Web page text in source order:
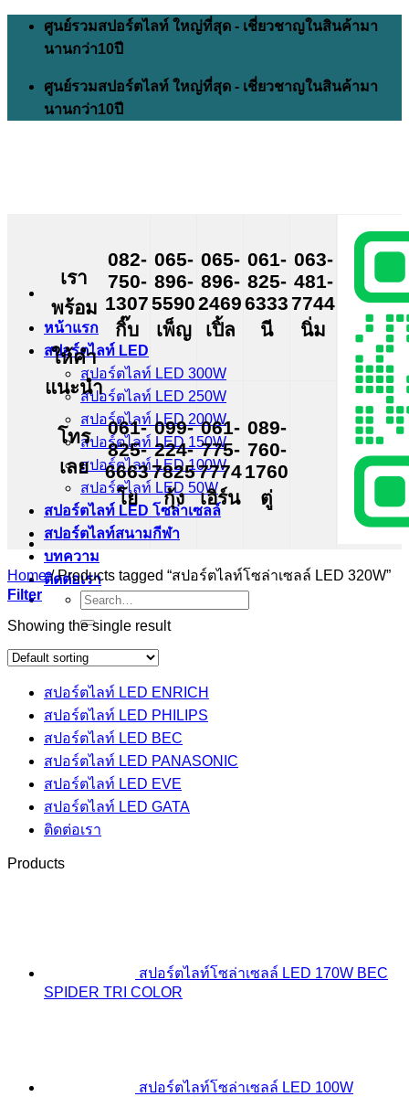
Skip
content
ศูนย์รวมสปอร์ตไลท์ ใหญ่ที่สุด - เชี่ยวชาญในสินค้ามา
นานกว่า10ปี
ศูนย์รวมสปอร์ตไลท์ ใหญ่ที่สุด - เชี่ยวชาญในสินค้ามา
นานกว่า10ปี
หน้าแรก
สปอร์ตไลท์ LED
สปอร์ตไลท์ LED 300W
สปอร์ตไลท์ LED 250W
สปอร์ตไลท์ LED 200W
สปอร์ตไลท์ LED 150W
สปอร์ตไลท์ LED 100W
สปอร์ตไลท์ LED 50W
สปอร์ตไลท์ LED โซล่าเซลล์
สปอร์ตไลท์สนามกีฬา
บทความ
ติดต่อเรา
Search
for:
เรา
พร้อม
ให้คำ
แนะนำ
โทร
เลย
082-
750-
1307
กิ๊บ
065-
896-
5590
เพ็ญ
065-
896-
2469
เปิ้ล
061-
825-
6333
นี
063-
481-
7744
นิ่ม
061-
825-
6663
โย
099-
224-
7825
กุ้ง
061-
775-
7774
เอิร์น
089-
760-
1760
ตู่
Home /Products tagged “สปอร์ตไลท์โซล่าเซลล์ LED 320W”
Filter
Showing the single result
สปอร์ตไลท์ LED ENRICH
สปอร์ตไลท์ LED PHILIPS
สปอร์ตไลท์ LED BEC
สปอร์ตไลท์ LED PANASONIC
สปอร์ตไลท์ LED EVE
สปอร์ตไลท์ LED GATA
ติดต่อเรา
Products
สปอร์ตไลท์โซล่าเซลล์ LED 170W BEC
SPIDER TRI COLOR
สปอร์ตไลท์โซล่าเซลล์ LED 100W